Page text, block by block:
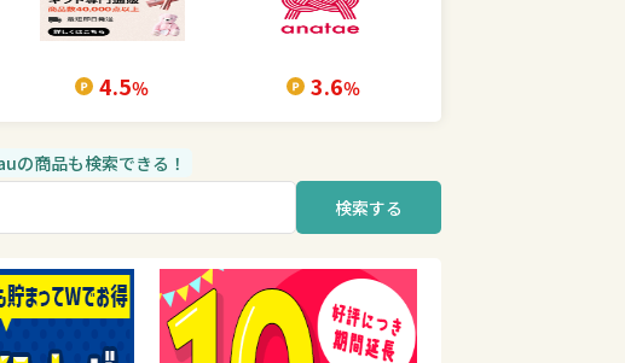
4.5％ 3.6％
の商品も検索できる！
検索する